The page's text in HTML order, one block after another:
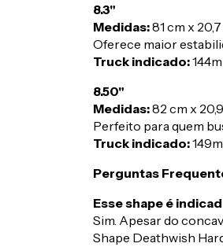
8.3"
Medidas:81 cm x
Oferece maior
Truck indicado:
8.50"
Medidas:82 cm x
Perfeito para quem
Truck indicado:
Perguntas
Esse shape é
Sim. Apesar do
Shape Deathwish